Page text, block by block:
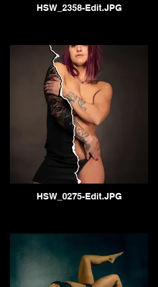
HSW_2358-Edit.JPG
HSW_0275-Edit.JPG